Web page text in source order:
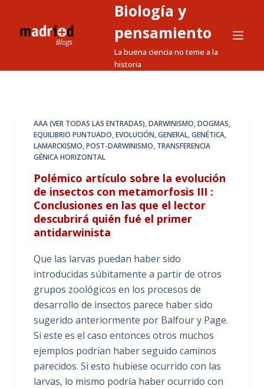
a
Biología y
pensamiento
La buena ciencia no teme a la
historia
AAA (VER TODAS LAS ENTRADAS),DARWINISMO,DOGMAS,
EQUILIBRIO PUNTUADO,EVOLUCIÓN,GENERAL,GENÉTICA,
LAMARCKISMO,POST-DARWINISMO, TRANSFERENCIA
GÉNICA HORIZONTAL
Polémico artículo sobre la evolución
de insectos con metamorfosis III :
Conclusiones en las que el lector
descubrirá quién fué el primer
antidarwinista
Que las larvas puedan haber sido
introducidas súbitamente a partir de otros
grupos zoológicos en los procesos de
desarrollo de insectos parece haber sido
sugerido anteriormente por Balfour y Page.
Si este es el caso entonces otros muchos
ejemplos podrían haber seguido caminos
parecidos. Si esto hubiese ocurrido con las
larvas, lo mismo podría haber ocurrido con